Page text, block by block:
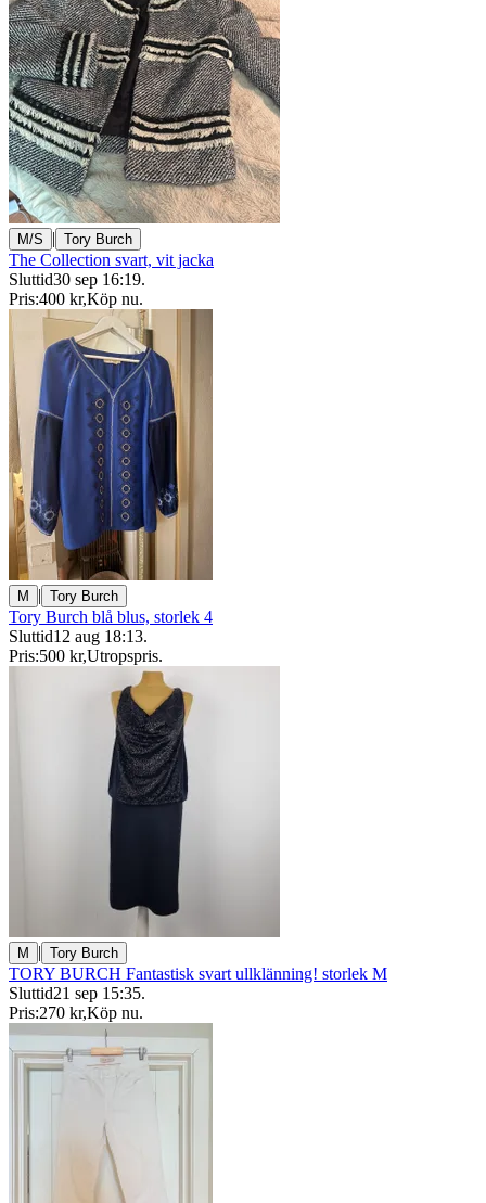
M/S | Tory Burch
The Collection svart, vit jacka
Sluttid30 sep 16:19.
Pris:400 kr,Köp nu.
M | Tory Burch
Tory Burch blå blus, storlek 4
Sluttid12 aug 18:13.
Pris:500 kr,Utropspris.
M | Tory Burch
TORY BURCH Fantastisk svart ullklänning! storlek M
Sluttid21 sep 15:35.
Pris:270 kr,Köp nu.